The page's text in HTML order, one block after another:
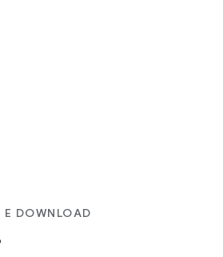
DOWNLOAD